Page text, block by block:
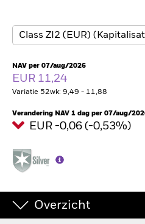
NAV per 07/aug/2026
EUR 11,24
Variatie 52wk: 9,49 - 11,88
Verandering NAV 1 dag per 07/aug/
EUR -0,06 (-0,53%)
Overzicht